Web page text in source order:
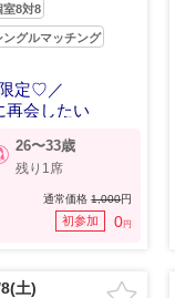
室8対8
ングルマッチング
定♡／
再会したい
26〜33歳
残り1席
通常価格1,000円
初参加 0円
土)